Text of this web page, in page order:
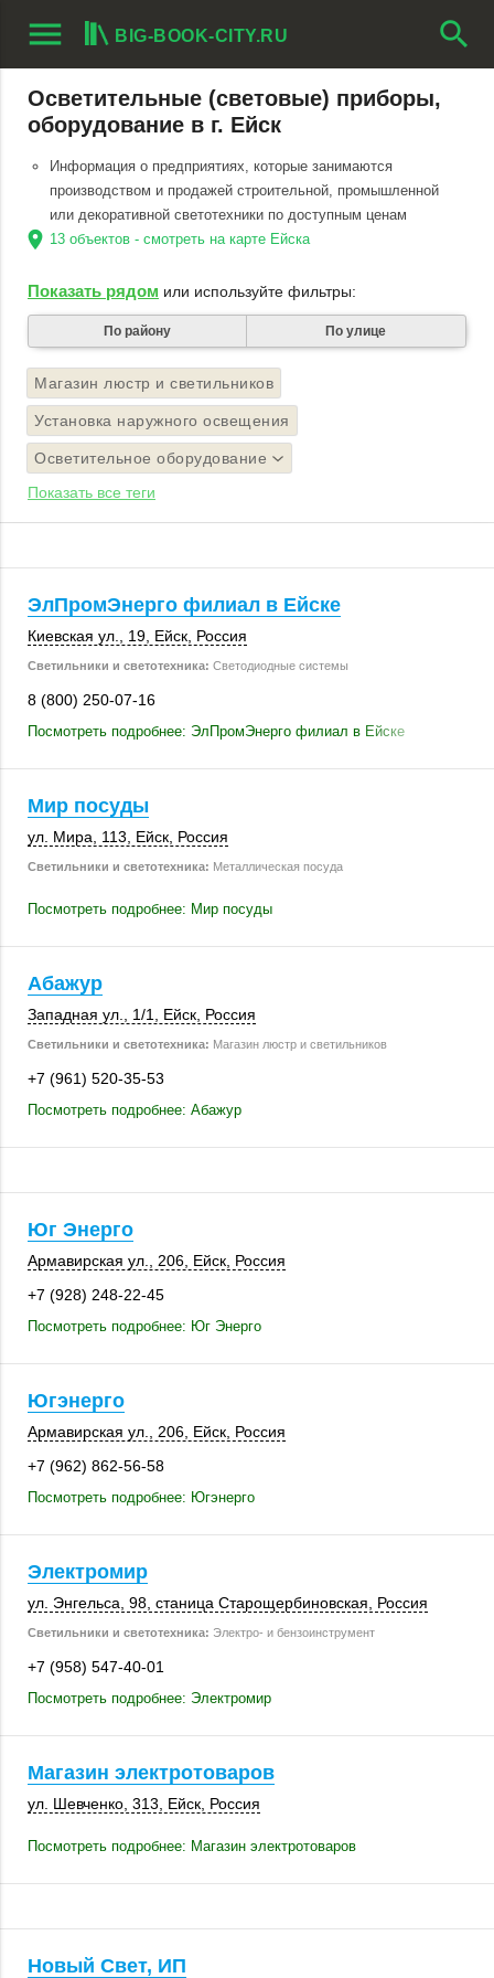
menu BIG-BOOK-CITY.RU search
Осветительные (световые) приборы,
оборудование в г. Ейск
Информация о предприятиях, которые занимаются
производством и продажей строительной, промышленной
или декоративной светотехники по доступным ценам
location_on 13 объектов - смотреть на карте Ейска
Показать рядом или используйте фильтры:
По району По улице
Магазин люстр и светильников
Установка наружного освещения
Осветительное оборудование
Показать все теги
ЭлПромЭнерго филиал в Ейске
Киевская ул., 19 Ейск Россия
Светильники и светотехника: Светодиодные системы
8 (800) 250-07-16
Посмотреть подробнее: ЭлПромЭнерго филиал в Ейске
Мир посуды
ул. Мира 113 Ейск Россия
Светильники и светотехника: Металлическая посуда
Посмотреть подробнее: Мир посуды
Абажур
Западная ул. 1/1 Ейск Россия
Светильники и светотехника: Магазин люстр и светильников
+7 (961) 520-35-53
Посмотреть подробнее: Абажур
Юг Энерго
Армавирская ул. 206 Ейск Россия
+7 (928) 248-22-45
Посмотреть подробнее: Юг Энерго
Югэнерго
Армавирская ул. 206 Ейск Россия
+7 (962) 862-56-58
Посмотреть подробнее: Югэнерго
Электромир
ул. Энгельса, 98 , станица Старощербиновская, Россия
Светильники и светотехника: Электро- и бензоинструмент
+7 (958) 547-40-01
Посмотреть подробнее: Электромир
Магазин электротоваров
ул. Шевченко 313 Ейск Россия
Посмотреть подробнее: Магазин электротоваров
Новый Свет, ИП